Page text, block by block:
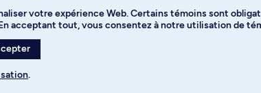
YouTube Spotify
votre expérience Web. Certains témoins sont
acceptant tout, vous consentez à notre utilisation de
.